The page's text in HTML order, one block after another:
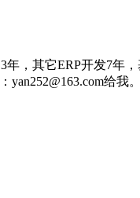
，其它ERP开发7年
给我